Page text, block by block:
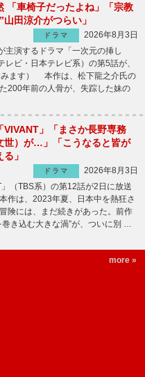
「車椅子だったよね」「宗教
山田涼介がつらい」
ドラマ
2026年8月3日
主演するドラマ「一次元の挿し
レビ・日本テレビ系）の第5話が、
みます） 本作は、松下龍之介氏の
200年前の人骨が、失踪した妹の
VIVANT」「まさか長野専務
世）が…」「こうなると皆が
」
ドラマ
2026年8月3日
（TBS系）の第12話が2日に放送
は、2023年夏、日本中を熱狂さ
険には、まだ続きがあった。前作
き込む大きな渦”が、ついに別 …
more »